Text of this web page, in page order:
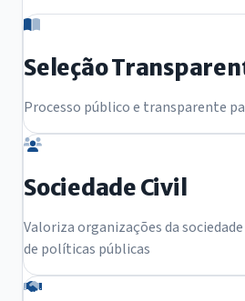
Seleção
Processo público e transparente
Sociedade Civil
Valoriza organizações da
de políticas públicas